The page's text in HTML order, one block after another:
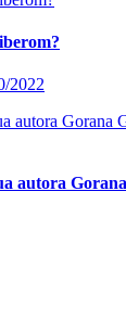
2022
autora